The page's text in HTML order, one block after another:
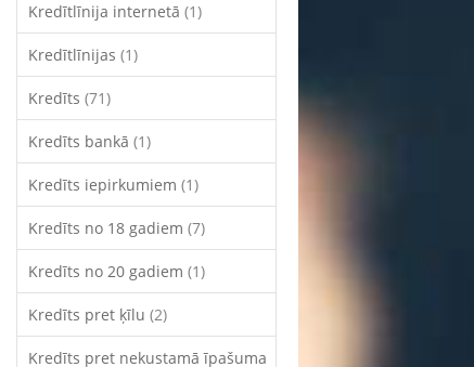
Kredītlīnija internetā (1)
Kredītlīnijas (1)
Kredīts (71)
Kredīts bankā (1)
Kredīts iepirkumiem (1)
Kredīts no 18 gadiem (7)
Kredīts no 20 gadiem (1)
Kredīts pret ķīlu (2)
Kredīts pret nekustamā īpašuma